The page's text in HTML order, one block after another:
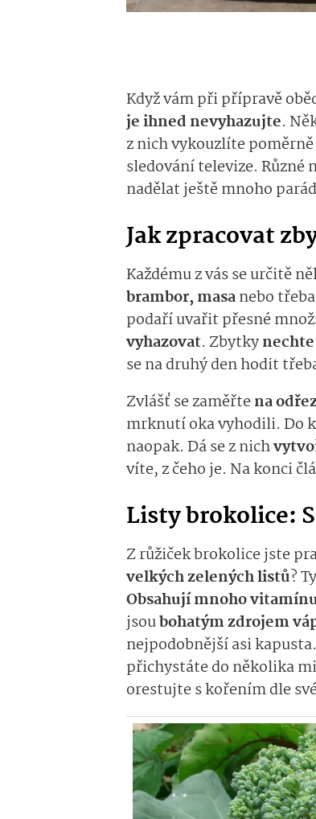
Když vám při přípravě
je ihned nevyhazujte.
z nich vykouzlíte
sledování televize.
nadělat ještě mnoho
Jak zpracovat
Každému z vás se určitě
brambor, masanebo
podaří uvařit přesné
vyhazovat. Zbytky
se na druhý den hodit
Zvlášť se zaměřtena
mrknutí oka vyhodili. Do
naopak. Dá se z nich
víte, z čeho je. Na konci
Listy brokolice:
Z růžiček brokolice jste
velkých zelených listů?
Obsahují mnoho
jsoubohatým zdrojem
nejpodobnější asi
přichystáte do několika
orestujte s kořením dle